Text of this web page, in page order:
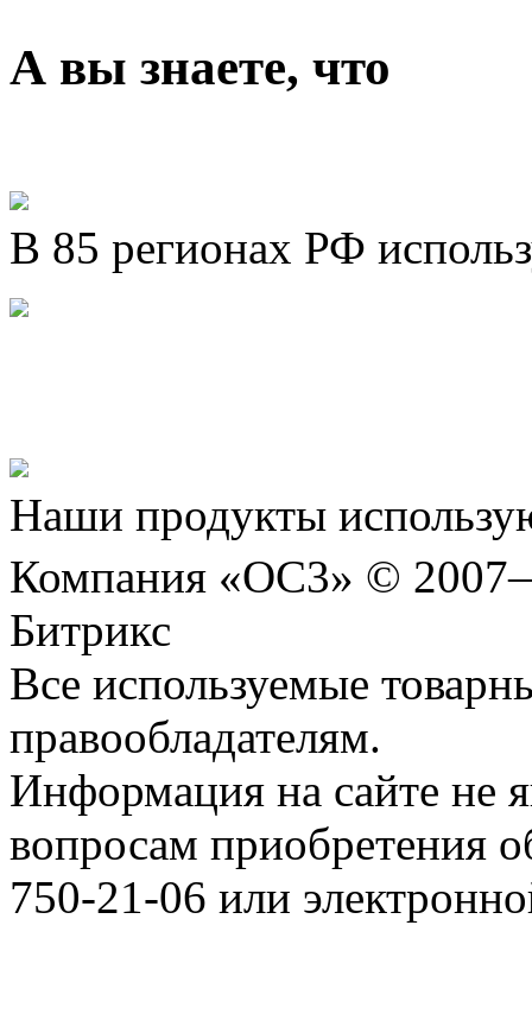
А вы знаете, что
В 85 регионах РФ
Наши продукты
Компания «ОС3» ©
Битрикс
Все используемые
правообладателям.
Информация на сайте не
вопросам приобретения
750-21-06 или